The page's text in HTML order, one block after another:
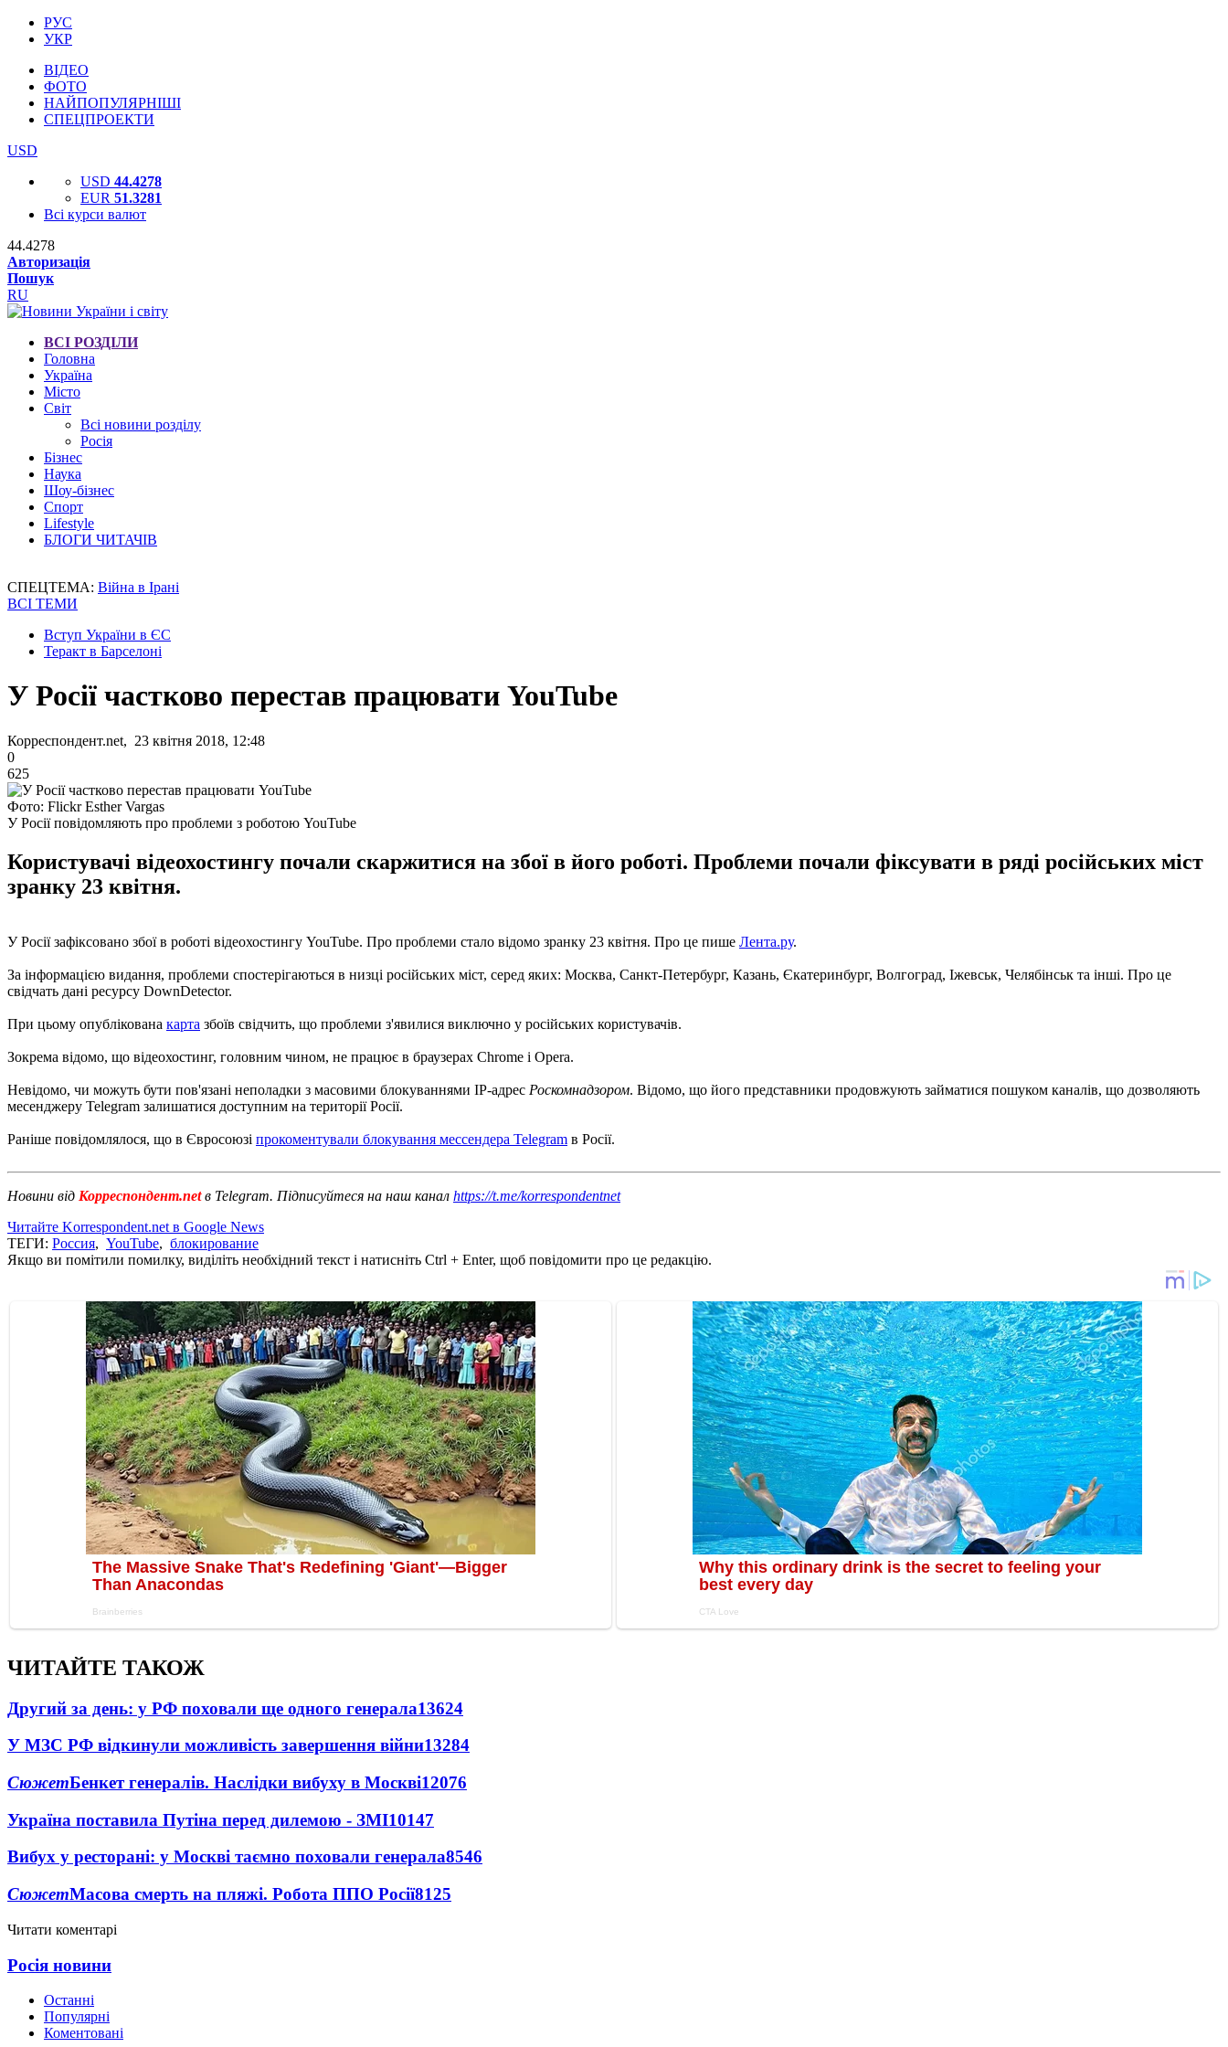
РУС
УКР
ВІДЕО
ФОТО
НАЙПОПУЛЯРНІШІ
СПЕЦПРОЕКТИ
USD
USD 44.4278
EUR 51.3281
Всі курси валют
44.4278
Авторизація
Пошук
RU
ВСІ РОЗДІЛИ
Головна
Україна
Місто
Світ
Всі новини розділу
Росія
Бізнес
Наука
Шоу-бізнес
Спорт
Lifestyle
БЛОГИ ЧИТАЧІВ
СПЕЦТЕМА: Війна в Ірані
ВСІ ТЕМИ
Вступ України в ЄС
Теракт в Барселоні
У Росії частково перестав працювати YouTube
Корреспондент.net, 23 квітня 2018, 12:48
0
625
Фото: Flickr Esther Vargas
У Росії повідомляють про проблеми з роботою YouTube
Користувачі відеохостингу почали скаржитися на збої в його роботі. Проблеми почали фіксувати в ряді російських міст
зранку 23 квітня.
У Росії зафіксовано збої в роботі відеохостингу YouTube. Про проблеми стало відомо зранку 23 квітня. Про це пише Лента.ру.
За інформацією видання, проблеми спостерігаються в низці російських міст, серед яких: Москва, Санкт-Петербург, Казань, Єкатеринбург, Волгоград, Іжевськ, Челябінськ та інші. Про це
свідчать дані ресурсу DownDetector.
При цьому опублікована карта збоїв свідчить, що проблеми з'явилися виключно у російських користувачів.
Зокрема відомо, що відеохостинг, головним чином, не працює в браузерах Chrome і Opera.
Невідомо, чи можуть бути пов'язані неполадки з масовими блокуваннями IP-адрес Роскомнадзором. Відомо, що його представники продовжують займатися пошуком каналів, що дозволяють
месенджеру Telegram залишатися доступним на території Росії.
Раніше повідомлялося, що в Євросоюзі прокоментували блокування мессендера Telegram в Росії.
Новини від Корреспондент.netв Telegram. Підписуйтеся на наш канал https://t.me/korrespondentnet
Читайте Korrespondent.net в Google News
ТЕГИ: Россия, YouTube, блокирование
Якщо ви помітили помилку, виділіть необхідний текст і натисніть Ctrl + Enter, щоб повідомити про це редакцію.
ЧИТАЙТЕ ТАКОЖ
Другий за день: у РФ поховали ще одного генерала13624
У МЗС РФ відкинули можливість завершення війни13284
СюжетБенкет генералів. Наслідки вибуху в Москві12076
Україна поставила Путіна перед дилемою - ЗМІ10147
Вибух у ресторані: у Москві таємно поховали генерала8546
СюжетМасова смерть на пляжі. Робота ППО Росії8125
Читати коментарі
Росія новини
Останні
Популярні
Коментовані